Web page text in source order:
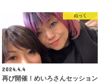
ぬっく
2024.4.4
再び開催！めいろさんセッション